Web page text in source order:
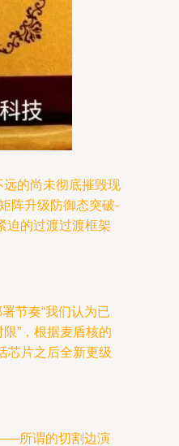
的尚未彻底摧毁现
阵升级防御态突破-
迫的过渡过渡框架
节奏“我们认为已
”，根据麦盾核的
芯片之后全新更级
所谓的切割边演